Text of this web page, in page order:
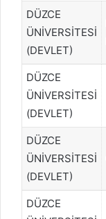
DÜZCE
ÜNİVERSİTESİ
(DEVLET)
DÜZCE
ÜNİVERSİTESİ
(DEVLET)
DÜZCE
ÜNİVERSİTESİ
(DEVLET)
DÜZCE